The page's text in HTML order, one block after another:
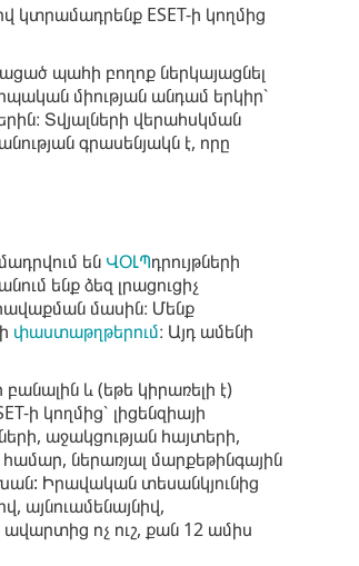
կտրամադրենք ESET-ի կողմից
պահի բողոք ներկայացնել
միության անդամ երկիր՝
Տվյալների վերահսկման
գրասենյակն է, որը
են ՎՕԼՊդրույթների
ենք ձեզ լրացուցիչ
մասին։ Մենք
փաստաթղթերում։ Այդ ամենի
բանալին և (եթե կիրառելի է)
ի կողմից՝ լիցենզիայի
աջակցության հայտերի,
համար, ներառյալ մարքեթինգային
Իրավական տեսանկյունից
այնուամենայնիվ,
ավարտից ոչ ուշ, քան 12 ամիս